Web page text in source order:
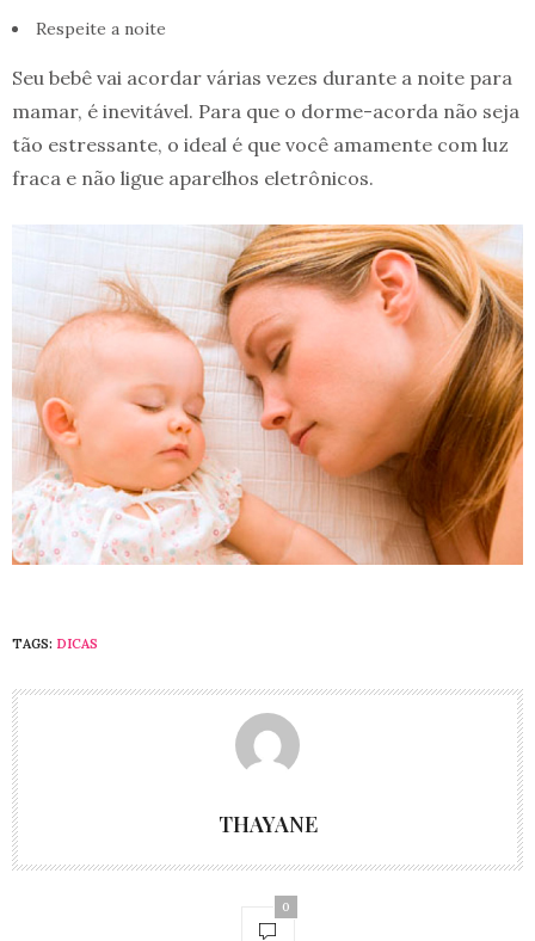
Respeite a noite
Seu bebê vai acordar várias vezes durante a noite para
mamar, é inevitável. Para que o dorme-acorda não seja
tão estressante, o ideal é que você amamente com luz
fraca e não ligue aparelhos eletrônicos.
TAGS: DICAS
THAYANE
0